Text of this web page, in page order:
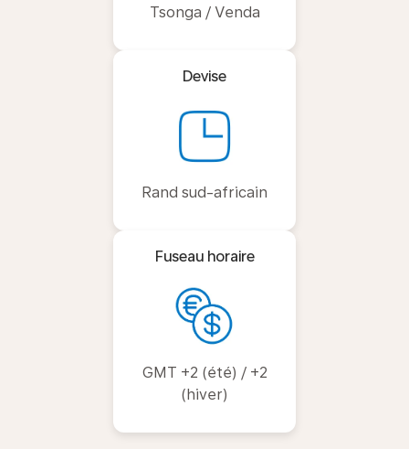
Tsonga / Venda
Devise
Rand sud-africain
Fuseau horaire
GMT +2 (été) / +2
(hiver)